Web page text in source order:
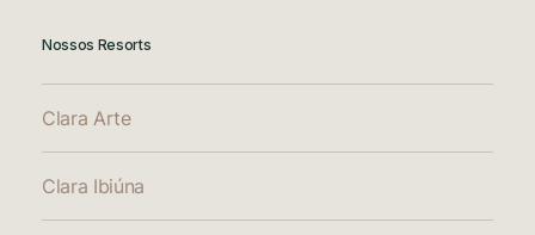
Nossos Resorts
Clara Arte
Clara Ibiúna